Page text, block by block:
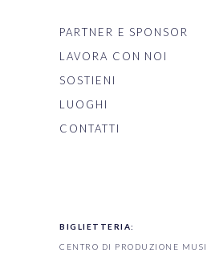
PARTNER E SPONSOR
LAVORA CON NOI
SOSTIENI
LUOGHI
CONTATTI
BIGLIETTERIA:
CENTRO DI PRODUZIONE